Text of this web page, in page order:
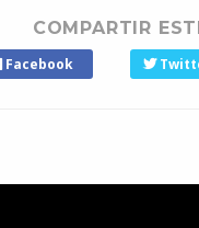
COMPARTIR
Facebook